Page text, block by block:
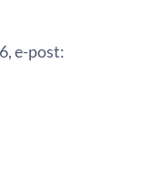
e-post: